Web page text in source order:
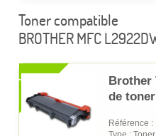
Toner compatible
BROTHER MFC
XL
Brother
de
Référence